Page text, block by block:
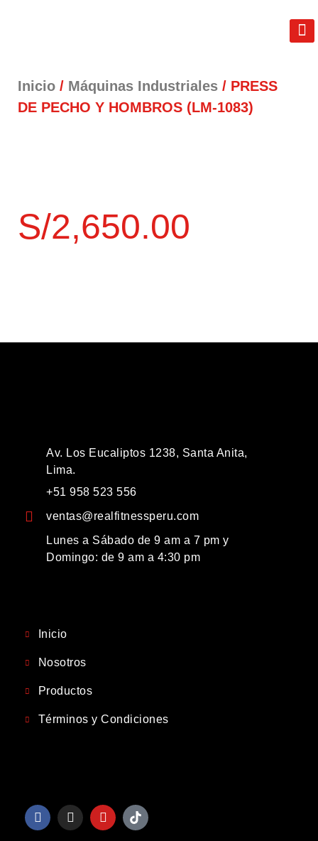
Inicio / Máquinas Industriales / PRESS
DE PECHO Y HOMBROS (LM-1083)
S/2,650.00
Av. Los Eucaliptos 1238, Santa Anita,
Lima.
+51 958 523 556
ventas@realfitnessperu.com
Lunes a Sábado de 9 am a 7 pm y
Domingo: de 9 am a 4:30 pm
Inicio
Nosotros
Productos
Términos y Condiciones